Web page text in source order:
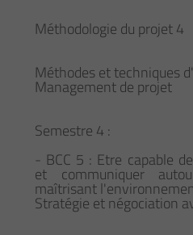
Méthodologie du projet 4
Méthodes et techniques
Management de projet
Semestre 4 :
- BCC 5 : Etre capable
et communiquer
maîtrisant
Stratégie et négociation